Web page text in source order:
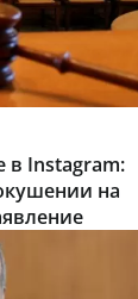
в Instagram:
на